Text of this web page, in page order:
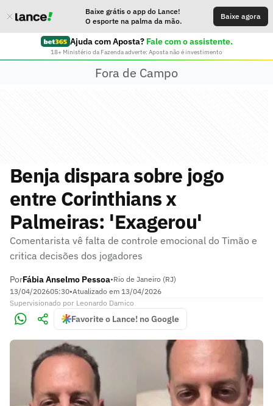
Baixe grátis o app do Lance!
O esporte na palma da mão.
Baixe agora
Ajuda com Aposta? Fale com o assistente.
18+ Ministério da Fazenda adverte: Aposta não é investimento
Fora de Campo
Benja dispara sobre jogo
entre Corinthians x
Palmeiras: 'Exagerou'
Comentarista vê falta de controle emocional do Timão e
critica decisões dos jogadores
PorFábia Anselmo Pessoa•Rio de Janeiro (RJ)
13/04/202605:30•Atualizado em 13/04/2026
Supervisionado por Leonardo Damico
Favorite o Lance! no Google